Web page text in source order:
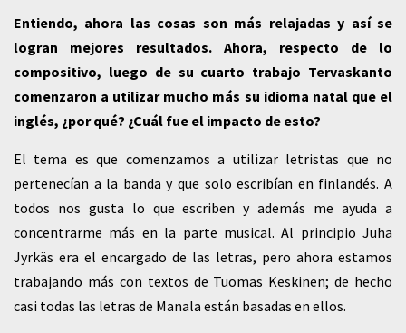
Entiendo, ahora las cosas son más relajadas y así se
logran mejores resultados. Ahora, respecto de lo
compositivo, luego de su cuarto trabajo Tervaskanto
comenzaron a utilizar mucho más su idioma natal que el
inglés, ¿por qué? ¿Cuál fue el impacto de esto?
El tema es que comenzamos a utilizar letristas que no
pertenecían a la banda y que solo escribían en finlandés. A
todos nos gusta lo que escriben y además me ayuda a
concentrarme más en la parte musical. Al principio Juha
Jyrkäs era el encargado de las letras, pero ahora estamos
trabajando más con textos de Tuomas Keskinen; de hecho
casi todas las letras de Manala están basadas en ellos.